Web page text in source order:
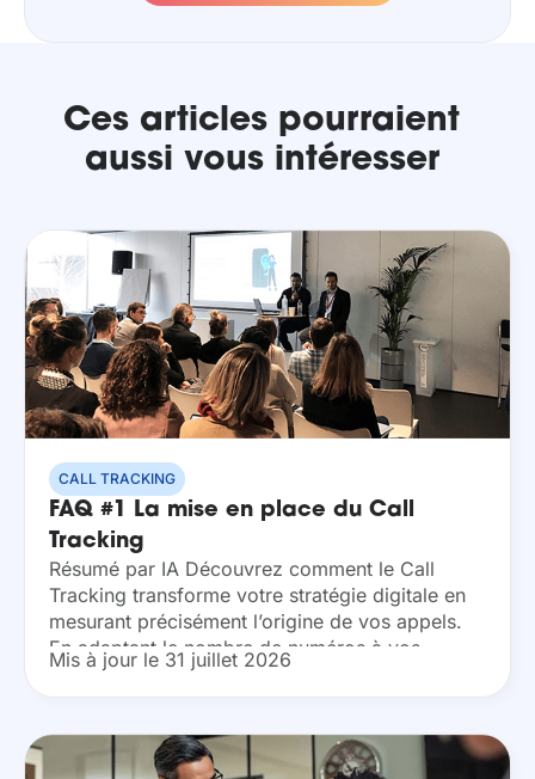
Ces articles pourraient
aussi vous intéresser
CALL TRACKING
FAQ #1 La mise en place du Call
Tracking
Résumé par IA Découvrez comment le Call
Tracking transforme votre stratégie digitale en
mesurant précisément l’origine de vos appels.
En adaptant le nombre de numéros à vos
objectifs de ROI, vous identifiez vos sources les
plus...
Mis à jour le 31 juillet 2026